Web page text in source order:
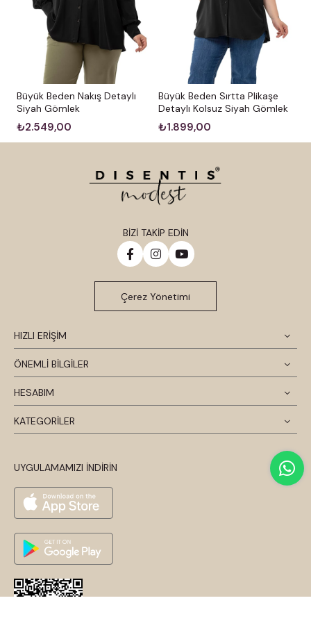
Büyük Beden Nakış Detaylı
Siyah Gömlek
₺2.549,00
Büyük Beden Sırtta Plikaşe
Detaylı Kolsuz Siyah Gömlek
₺1.899,00
HIZLI ERİŞİM
ÖNEMLİ BİLGİLER
HESABIM
KATEGORİLER
UYGULAMAMIZI İNDİRİN
BİZİ TAKİP EDİN
Çerez Yönetimi